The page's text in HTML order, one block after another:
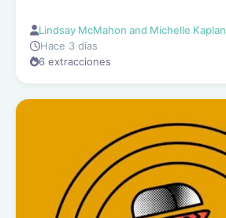
Lindsay McMahon and Michelle Kaplan
Hace 3 días
6 extracciones